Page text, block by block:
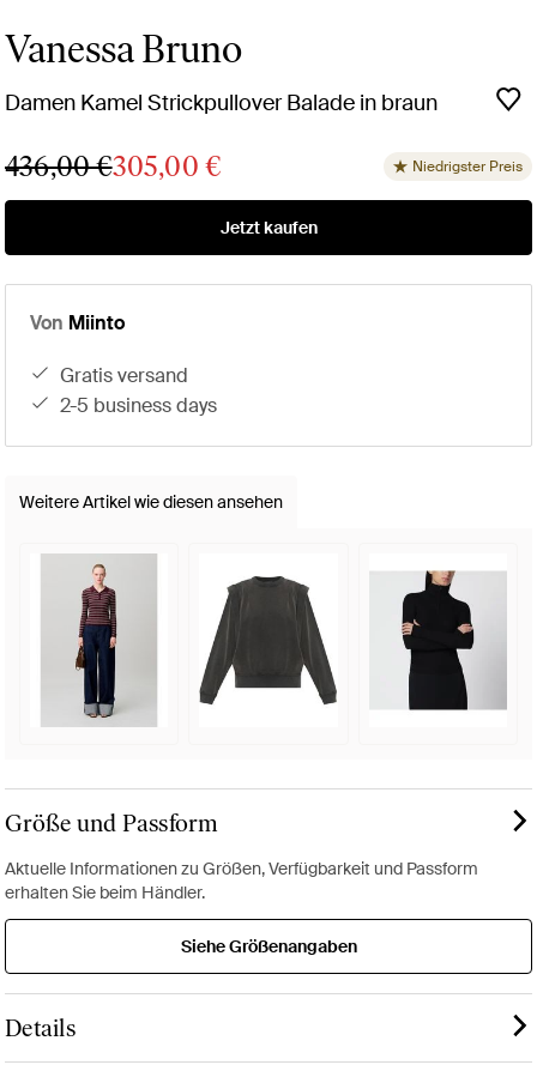
Vanessa Bruno
Damen Kamel Strickpullover Balade in braun
436,00 €305,00 € Niedrigster Preis
Jetzt kaufen
Von Miinto
gratis versand
2-5 business days
Weitere Artikel wie diesen ansehen
Größe und Passform
Aktuelle Informationen zu Größen, Verfügbarkeit und Passform
erhalten Sie beim Händler.
Siehe Größenangaben
Details